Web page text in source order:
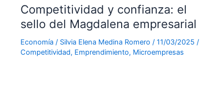
Competitividad y confianza: el
sello del Magdalena empresarial
Economía / Silvia Elena Medina Romero / 11/03/2025 /
Competitividad, Emprendimiento, Microempresas